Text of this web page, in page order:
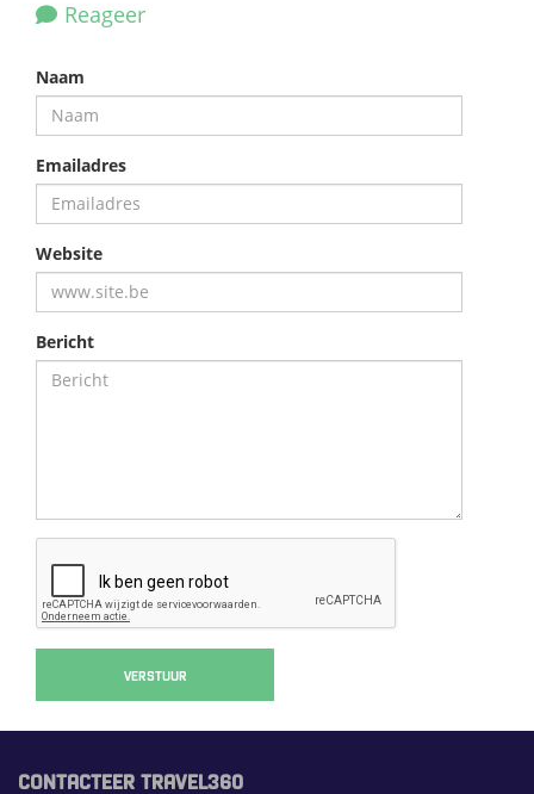
Reageer
Naam
Emailadres
Website
Bericht
VERSTUUR
CONTACTEER TRAVEL360